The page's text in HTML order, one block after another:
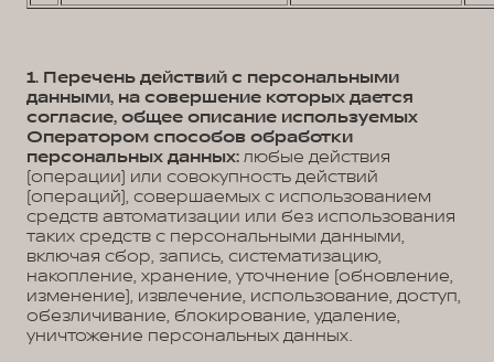
1. Перечень действий с персональными
данными, на совершение которых дается
согласие, общее описание используемых
Оператором способов обработки
персональных данных: любые действия
(операции) или совокупность действий
(операций), совершаемых с использованием
средств автоматизации или без использования
таких средств с персональными данными,
включая сбор, запись, систематизацию,
накопление, хранение, уточнение (обновление,
изменение), извлечение, использование, доступ,
обезличивание, блокирование, удаление,
уничтожение персональных данных.